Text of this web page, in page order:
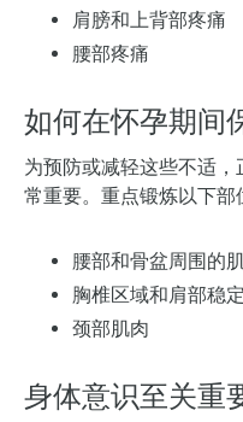
肩膀和上背部疼痛
腰部疼痛
如何在怀孕期间
为预防或减轻这些不适
常重要。重点锻炼以下部
腰部和骨盆周围的
胸椎区域和肩部稳
颈部肌肉
身体意识至关重